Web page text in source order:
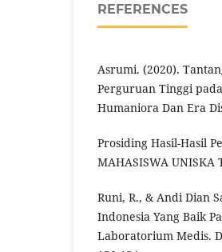
REFERENCES
Asrumi. (2020).
Perguruan Tinggi
Humaniora Dan Era
Prosiding Hasil-Hasil
MAHASISWA UNISKA
Runi, R., & Andi Dian
Indonesia Yang Baik
Laboratorium Medis.